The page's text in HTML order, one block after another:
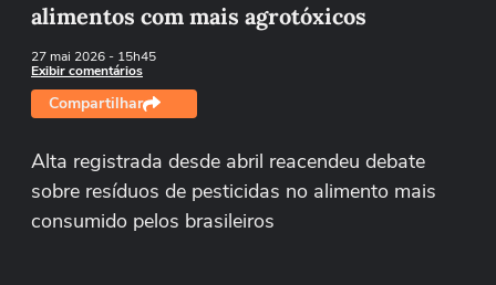
alimentos com mais agrotóxicos
27 mai 2026- 15h45
Exibir comentários
Compartilhar
Alta registrada desde abril reacendeu debate
sobre resíduos de pesticidas no alimento mais
consumido pelos brasileiros